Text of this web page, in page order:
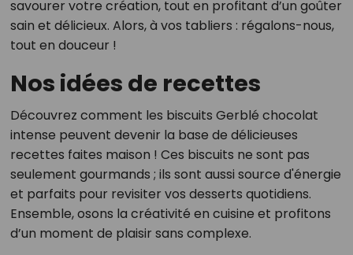
savourer votre création, tout en profitant d’un goûter
sain et délicieux. Alors, à vos tabliers : régalons-nous,
tout en douceur !
Nos idées de recettes
Découvrez comment les biscuits Gerblé chocolat
intense peuvent devenir la base de délicieuses
recettes faites maison ! Ces biscuits ne sont pas
seulement gourmands ; ils sont aussi source d'énergie
et parfaits pour revisiter vos desserts quotidiens.
Ensemble, osons la créativité en cuisine et profitons
d’un moment de plaisir sans complexe.